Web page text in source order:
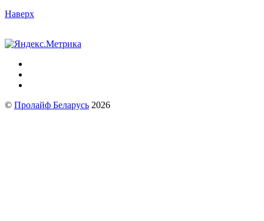
Наверх
© Пролайф Беларусь 2026